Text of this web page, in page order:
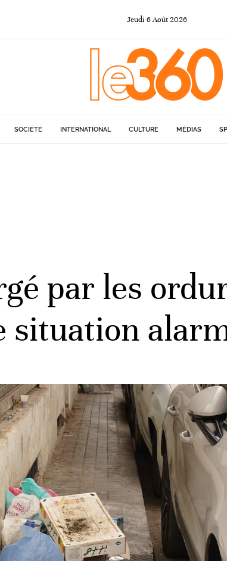
Jeudi 6Août 2026
SOCIÉTÉ INTERNATIONAL CULTURE MÉDIAS
par les
situation